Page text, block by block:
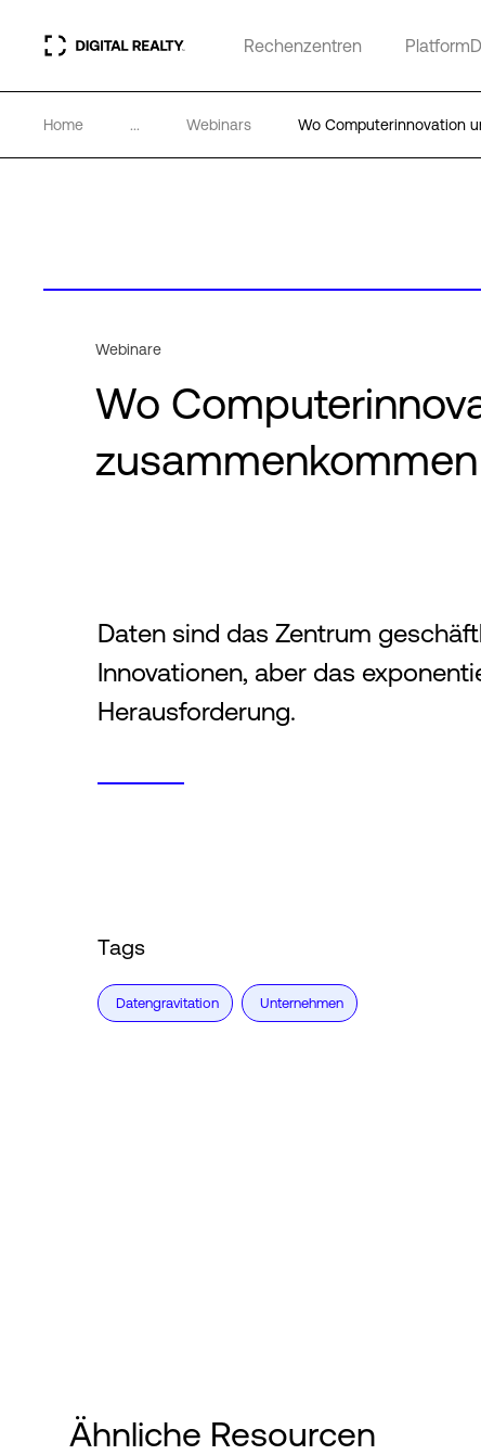
Rechenzentren
Home ... Webinars Wo Computerinnovation
Webinare
Wo
zusammenkommen
Daten sind das Zentrum
Innovationen, aber das
Herausforderung.
Tags
Datengravitation Unternehmen
Ähnliche Resourcen